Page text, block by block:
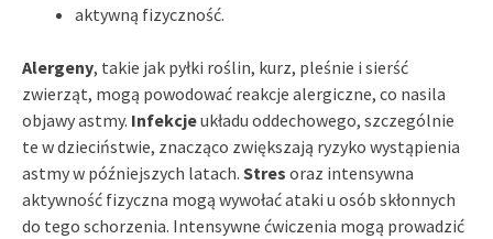
aktywną fizyczność.
Alergeny, takie jak pyłki roślin, kurz, pleśnie i sierść
zwierząt, mogą powodować reakcje alergiczne, co nasila
objawy astmy. Infekcjeukładu oddechowego, szczególnie
te w dzieciństwie, znacząco zwiększają ryzyko wystąpienia
astmy w późniejszych latach. Stres oraz intensywna
aktywność fizyczna mogą wywołać ataki u osób skłonnych
do tego schorzenia. Intensywne ćwiczenia mogą prowadzić